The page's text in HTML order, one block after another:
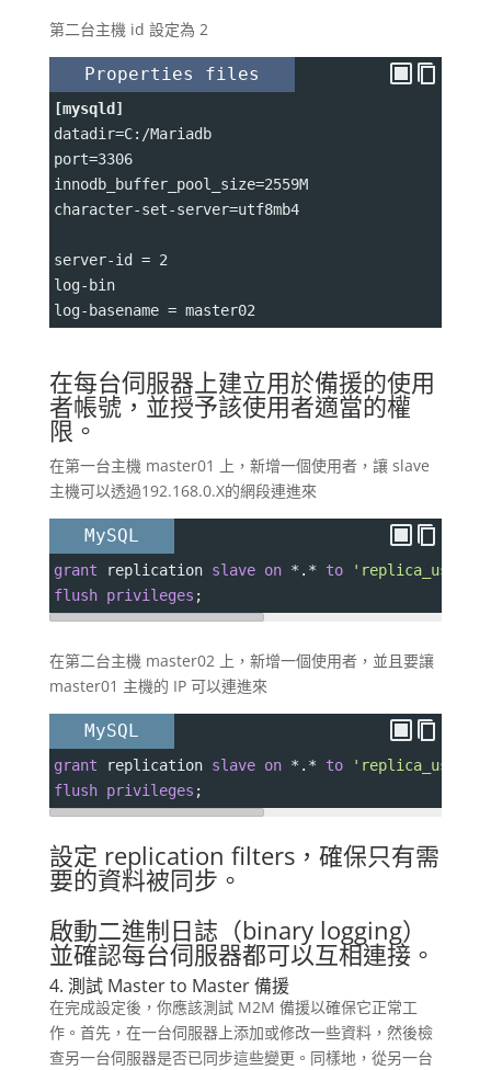
第二台主機 id 設定為 2
Properties files
[mysqld]
datadir=C: /Mariadb
port=3306
innodb_buffer_pool_size=2559M
character-set-server=utf8mb4
server-id = 2
log-bin
log-basename = master02
在每台伺服器上建立用於備援的使用
者帳號，並授予該使用者適當的權
限。
在第一台主機 master01 上，新增一個使用者，讓 slave
主機可以透過192.168.0.X的網段連進來
MySQL
grant replication slave on * . * to 'replica_user'
flush privileges ;
在第二台主機 master02 上，新增一個使用者，並且要讓
master01 主機的 IP 可以連進來
MySQL
grant replication slave on * . * to 'replica_user'
flush privileges ;
設定 replication filters，確保只有需
要的資料被同步。
啟動二進制日誌（binary logging）
並確認每台伺服器都可以互相連接。
4. 測試 Master to Master 備援
在完成設定後，你應該測試 M2M 備援以確保它正常工
作。首先，在一台伺服器上添加或修改一些資料，然後檢
查另一台伺服器是否已同步這些變更。同樣地，從另一台